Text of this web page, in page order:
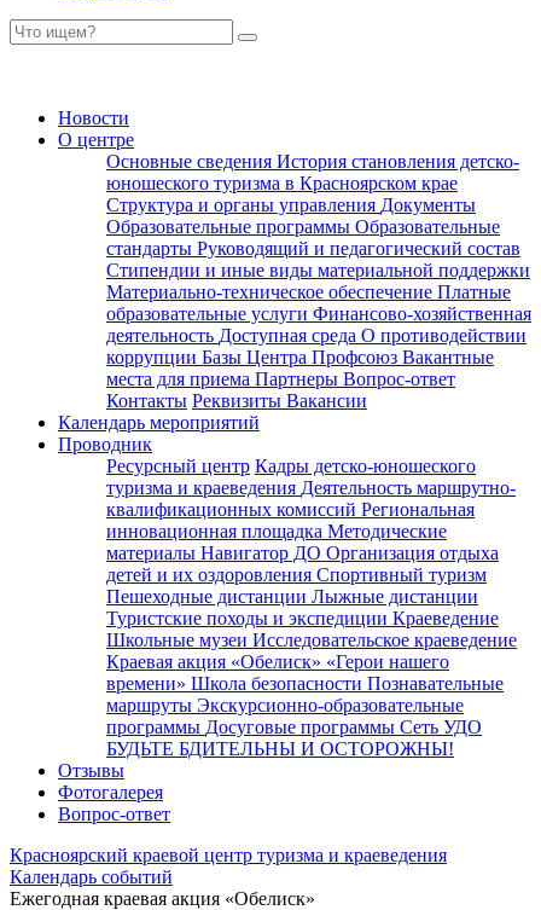
Новости
О центре
Основные сведения История становления детско-
юношеского туризма в Красноярском крае
Структура и органы управления Документы
Образовательные программы Образовательные
стандарты Руководящий и педагогический состав
Стипендии и иные виды материальной поддержки
Материально-техническое обеспечение Платные
образовательные услуги Финансово-хозяйственная
деятельность Доступная среда О противодействии
коррупции Базы Центра Профсоюз Вакантные
места для приема Партнеры Вопрос-ответ
Контакты Реквизиты Вакансии
Календарь мероприятий
Проводник
Ресурсный центр Кадры детско-юношеского
туризма и краеведения Деятельность маршрутно-
квалификационных комиссий Региональная
инновационная площадка Методические
материалы Навигатор ДО Организация отдыха
детей и их оздоровления Спортивный туризм
Пешеходные дистанции Лыжные дистанции
Туристские походы и экспедиции Краеведение
Школьные музеи Исследовательское краеведение
Краевая акция «Обелиск» «Герои нашего
времени» Школа безопасности Познавательные
маршруты Экскурсионно-образовательные
программы Досуговые программы Сеть УДО
БУДЬТЕ БДИТЕЛЬНЫ И ОСТОРОЖНЫ!
Отзывы
Фотогалерея
Вопрос-ответ
Красноярский краевой центр туризма и краеведения
Календарь событий
Ежегодная краевая акция «Обелиск»